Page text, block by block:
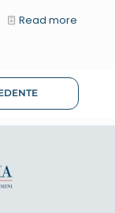
Read more